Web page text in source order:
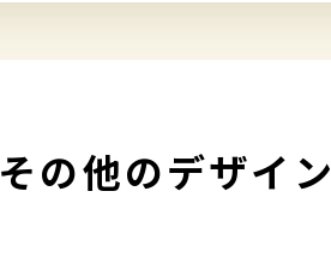
その他のデザイン